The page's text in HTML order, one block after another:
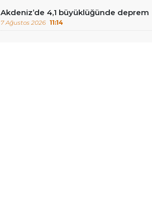
Akdeniz’de 4,1 büyüklüğünde deprem
7 Ağustos 2026 11:14